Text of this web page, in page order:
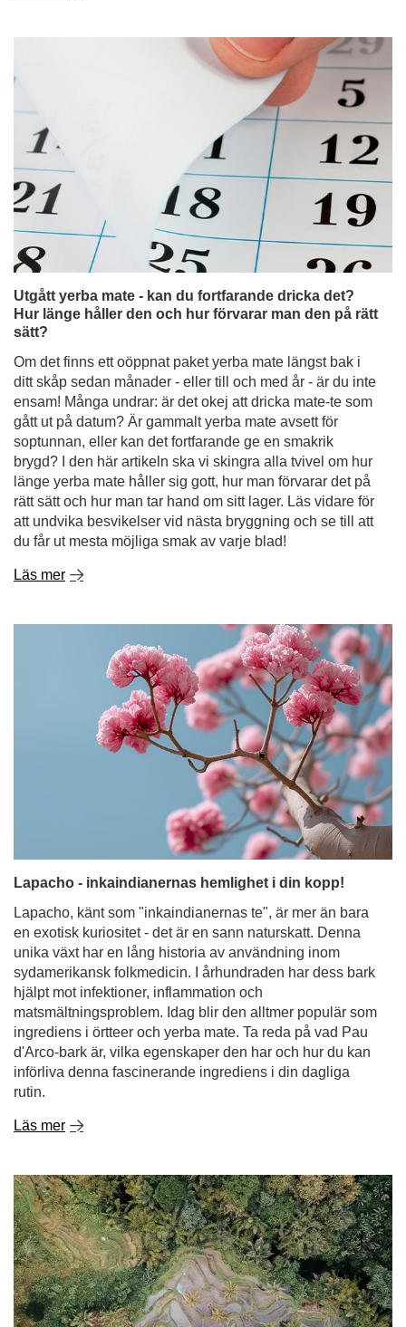
Utgått yerba mate - kan du fortfarande dricka det?
Hur länge håller den och hur förvarar man den på rätt
sätt?
Om det finns ett oöppnat paket yerba mate längst bak i
ditt skåp sedan månader - eller till och med år - är du inte
ensam! Många undrar: är det okej att dricka mate-te som
gått ut på datum? Är gammalt yerba mate avsett för
soptunnan, eller kan det fortfarande ge en smakrik
brygd? I den här artikeln ska vi skingra alla tvivel om hur
länge yerba mate håller sig gott, hur man förvarar det på
rätt sätt och hur man tar hand om sitt lager. Läs vidare för
att undvika besvikelser vid nästa bryggning och se till att
du får ut mesta möjliga smak av varje blad!
Läs mer
Lapacho - inkaindianernas hemlighet i din kopp!
Lapacho, känt som "inkaindianernas te", är mer än bara
en exotisk kuriositet - det är en sann naturskatt. Denna
unika växt har en lång historia av användning inom
sydamerikansk folkmedicin. I århundraden har dess bark
hjälpt mot infektioner, inflammation och
matsmältningsproblem. Idag blir den alltmer populär som
ingrediens i örtteer och yerba mate. Ta reda på vad Pau
d'Arco-bark är, vilka egenskaper den har och hur du kan
införliva denna fascinerande ingrediens i din dagliga
rutin.
Läs mer